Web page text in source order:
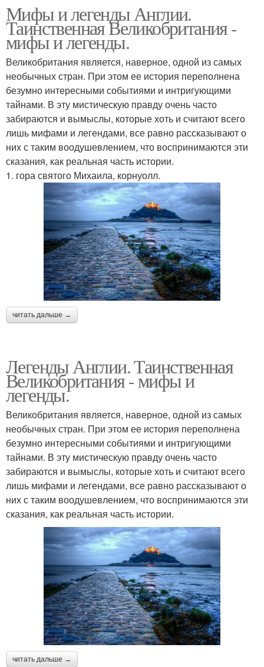
Мифы и легенды Англии.
Таинственная Великобритания -
мифы и легенды.
Великобритания является, наверное, одной из самых
необычных стран. При этом ее история переполнена
безумно интересными событиями и интригующими
тайнами. В эту мистическую правду очень часто
забираются и вымыслы, которые хоть и считают всего
лишь мифами и легендами, все равно рассказывают о
них с таким воодушевлением, что воспринимаются эти
сказания, как реальная часть истории.
1. гора святого Михаила, корнуолл.
читать дальше →
Легенды Англии. Таинственная
Великобритания - мифы и
легенды.
Великобритания является, наверное, одной из самых
необычных стран. При этом ее история переполнена
безумно интересными событиями и интригующими
тайнами. В эту мистическую правду очень часто
забираются и вымыслы, которые хоть и считают всего
лишь мифами и легендами, все равно рассказывают о
них с таким воодушевлением, что воспринимаются эти
сказания, как реальная часть истории.
читать дальше →